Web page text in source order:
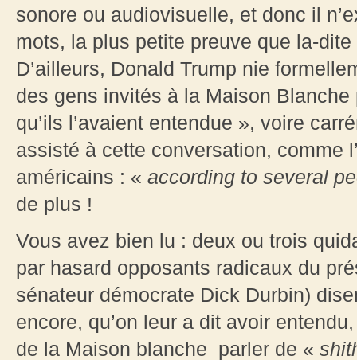
sonore ou audiovisuelle, et donc il
mots, la plus petite preuve que la-
D’ailleurs, Donald Trump nie
des gens invités à la Maison
qu’ils l’avaient entendue », voire
assisté à cette conversation, comme
américains : « according to several
de plus !
Vous avez bien lu : deux ou trois
par hasard opposants radicaux du
sénateur démocrate Dick Durbin)
encore, qu’on leur a dit avoir
de la Maison blanche parler de «